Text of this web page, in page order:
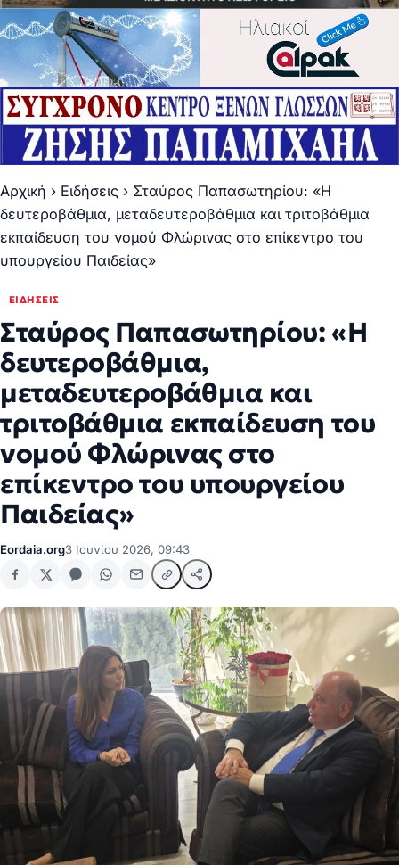
Αρχική › Ειδήσεις › Σταύρος Παπασωτηρίου: «Η
δευτεροβάθμια, μεταδευτεροβάθμια και τριτοβάθμια
εκπαίδευση του νομού Φλώρινας στο επίκεντρο του
υπουργείου Παιδείας»
ΕΙΔΉΣΕΙΣ
Σταύρος Παπασωτηρίου: «Η
δευτεροβάθμια,
μεταδευτεροβάθμια και
τριτοβάθμια εκπαίδευση του
νομού Φλώρινας στο
επίκεντρο του υπουργείου
Παιδείας»
Eordaia.org3 Ιουνίου 2026, 09:43